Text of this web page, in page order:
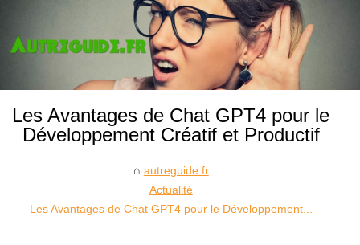
Les Avantages de Chat GPT4 pour le
Développement Créatif et Productif
autreguide.fr
Actualité
Les Avantages de Chat GPT4 pour le Développement...